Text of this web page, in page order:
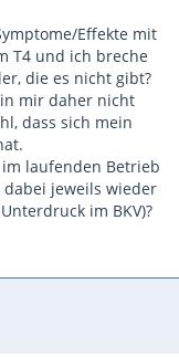
Effekte mit
T4 und ich breche
die es nicht gibt?
mir daher nicht
dass sich mein
laufenden Betrieb
jeweils wieder
im BKV)?